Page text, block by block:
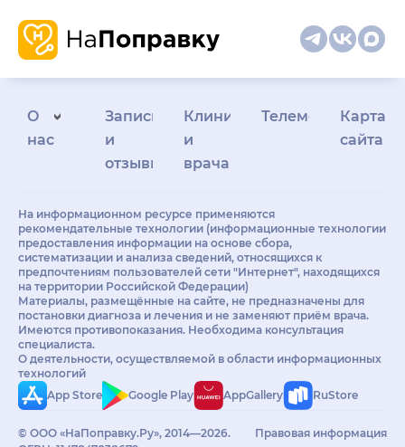
О
нас
Запись
и
отзывы
Клиникам
и
врачам
Телемедицина
Карта
сайта
На информационном ресурсе применяются
рекомендательные технологии (информационные технологии
предоставления информации на основе сбора,
систематизации и анализа сведений, относящихся к
предпочтениям пользователей сети "Интернет", находящихся
на территории Российской Федерации)
Материалы, размещённые на сайте, не предназначены для
постановки диагноза и лечения и не заменяют приём врача.
Имеются противопоказания. Необходима консультация
специалиста.
О деятельности, осуществляемой в области информационных
технологий
App Store
Google Play AppGallery RuStore
© ООО «НаПоправку.Ру», 2014—2026.
Правовая информация